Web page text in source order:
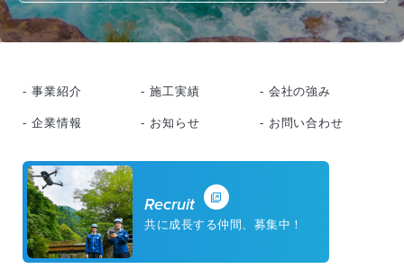
建築
Project 03
2022年度工事実績（ミャンマー）
- 事業紹介 - 施工実績 - 会社の強み
- 企業情報 - お知らせ - お問い合わせ
Recruit
共に成長する仲間、募集中！